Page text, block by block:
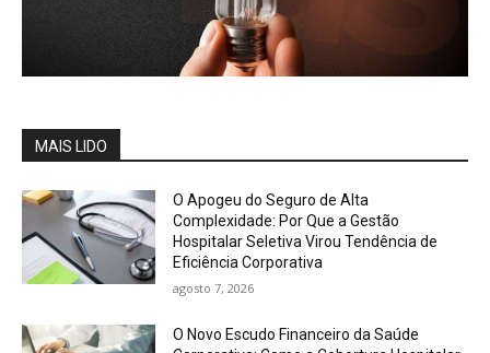
MAIS LIDO
O Apogeu do Seguro de Alta
Complexidade: Por Que a Gestão
Hospitalar Seletiva Virou Tendência de
Eficiência Corporativa
agosto 7, 2026
O Novo Escudo Financeiro da Saúde